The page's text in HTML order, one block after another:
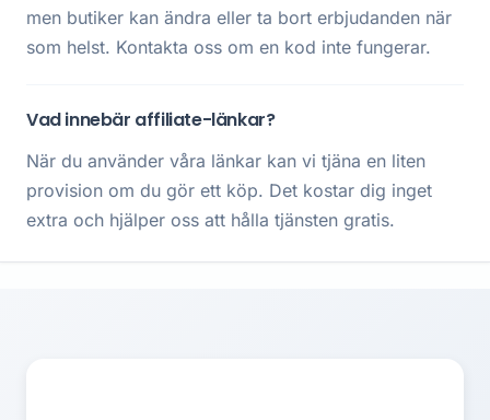
men butiker kan ändra eller ta bort erbjudanden när
som helst. Kontakta oss om en kod inte fungerar.
Vad innebär affiliate-länkar?
När du använder våra länkar kan vi tjäna en liten
provision om du gör ett köp. Det kostar dig inget
extra och hjälper oss att hålla tjänsten gratis.